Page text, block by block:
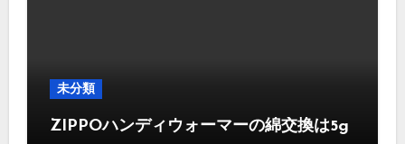
未分類
ZIPPOハンディウォーマーの綿交換は5g